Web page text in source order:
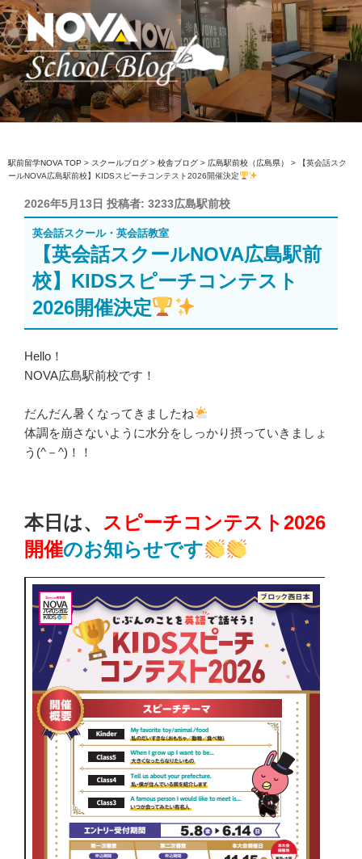
コ
ン
テ
ン
ツ
へ
ス
ッ
駅前留学NOVA【公式】スクールブロ
英会話スクール・英会話教室
駅前留学NOVA TOP > スクールブログ > 校舎ブログ > 広島駅前校（広島県） >
【英会話スク
ールNOVA広島駅前校】KIDSスピーチコンテスト2026開催決定
投
稿
日:
2026年5月13日 投稿者: 3233広島駅前校
英会話スクール・英会話教室
【英会話スクールNOVA広島駅前
校】KIDSスピーチコンテスト
2026開催決定
Hello！
NOVA広島駅前校です！
だんだん暑くなってきましたね
体調を崩さないように水分をしっかり摂っていきましょ
う(^－^)！！
本日は、 スピーチコンテスト2026
開催のお知らせです